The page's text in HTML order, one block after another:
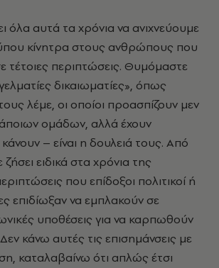
όλα αυτά τα χρόνια να ανιχνεύουμε
κίνητρα στους ανθρώπους που
τέτοιες περιπτώσεις. Θυμόμαστε
δικαιωματίες», όπως
λέμε, οι οποίοι προασπίζουν μεν
ομάδων, αλλά έχουν
– είναι η δουλειά τους. Από
ειδικά στα χρόνια της
που επίδοξοι πολιτικοί ή
επιδίωξαν να εμπλακούν σε
υποθέσεις για να καρπωθούν
κάνω αυτές τις επισημάνσεις με
καταλαβαίνω ότι απλώς έτσι